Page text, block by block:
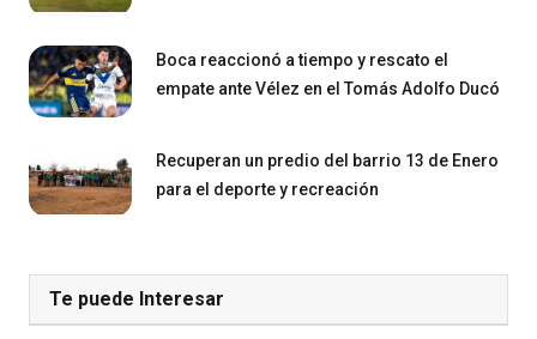
Boca reaccionó a tiempo y rescato el
empate ante Vélez en el Tomás Adolfo Ducó
Recuperan un predio del barrio 13 de Enero
para el deporte y recreación
Te puede Interesar